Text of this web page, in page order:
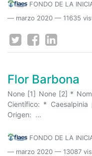
FONDO DE LA
— marzo 2020 — 11635
Flor Barbona
None [1] None [2] *
Científico: *
Origen: ...
FONDO DE LA
— marzo 2020 — 13087